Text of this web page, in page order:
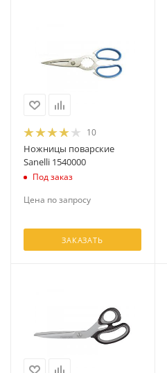
10
Ножницы поварские
Sanelli 1540000
Под заказ
Цена по запросу
ЗАКАЗАТЬ